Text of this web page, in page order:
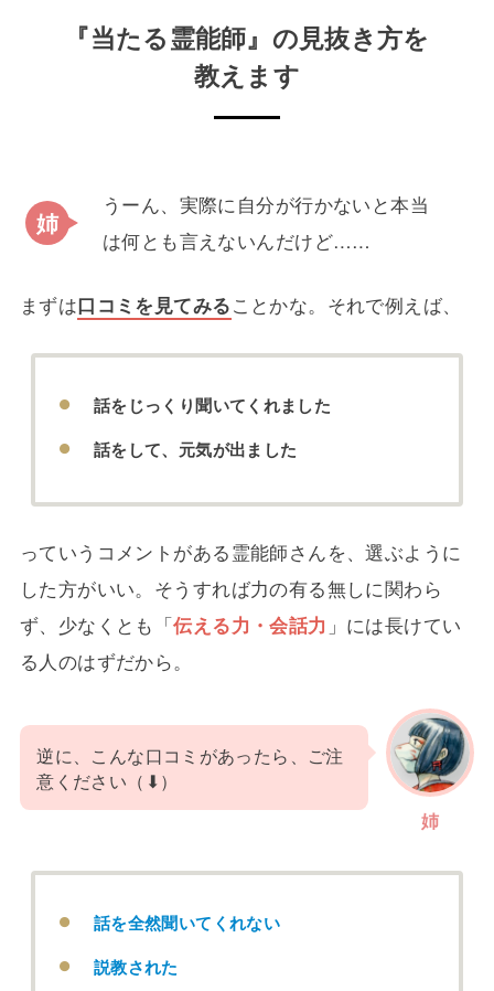
『当たる霊能師』の見抜き方を
教えます
うーん、実際に自分が行かないと本当
は何とも言えないんだけど……
まずは口コミを見てみることかな。それで例えば、
話をじっくり聞いてくれました
話をして、元気が出ました
っていうコメントがある霊能師さんを、選ぶように
した方がいい。そうすれば力の有る無しに関わら
ず、少なくとも「伝える力・会話力 」には長けてい
る人のはずだから。
姉
逆に、こんな口コミがあったら、ご注
意ください（⬇）
話を全然聞いてくれない
説教された